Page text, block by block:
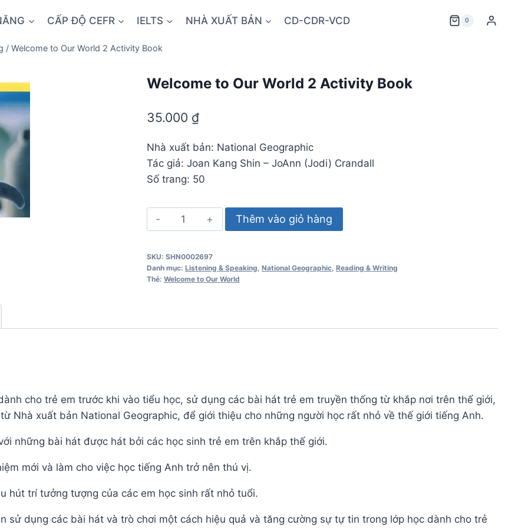
CẤP ĐỘ CEFR IELTS NHÀ XUẤT BẢN CD-CDR-VCD 0
/ Welcome to Our World 2 Activity Book
Welcome to Our World 2 Activity Book
35.000 ₫
Nhà xuất bản: National Geographic
Tác giả: Joan Kang Shin – JoAnn (Jodi) Crandall
Số trang: 50
Welcome
to
World
2
số
Thêm vào giỏ hàng
SKU: SHN0002697
Danh mục: Listening & Speaking National Geographic, Reading & Writing
Thẻ: Welcome to Our World
cho trẻ em trước khi vào tiểu học, sử dụng các bài hát trẻ em truyền thống từ khắp nơi trên thế giới,
Nhà xuất bản National Geographic, để giới thiệu cho những người học rất nhỏ về thế giới tiếng Anh.
những bài hát được hát bởi các học sinh trẻ em trên khắp thế giới.
mới và làm cho việc học tiếng Anh trở nên thú vị.
hút trí tưởng tượng của các em học sinh rất nhỏ tuổi.
sử dụng các bài hát và trò chơi một cách hiệu quả và tăng cường sự tự tin trong lớp học dành cho trẻ